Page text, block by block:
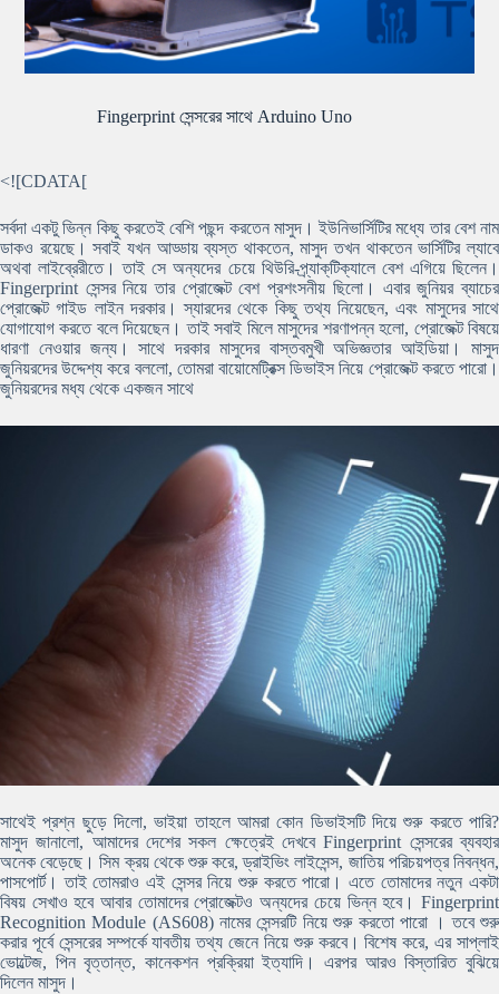
Fingerprint সেন্সরের সাথে Arduino Uno
<![CDATA[
সর্বদা একটু ভিন্ন কিছু করতেই বেশি পছন্দ করতেন মাসুদ। ইউনিভার্সিটির মধ্যে তার বেশ নাম
ডাকও রয়েছে। সবাই যখন আড্ডায় ব্যস্ত থাকতেন, মাসুদ তখন থাকতেন ভার্সিটির ল্যাবে
অথবা লাইব্রেরীতে। তাই সে অন্যদের চেয়ে থিউরি-প্র্যাক্‌টিক্যালে বেশ এগিয়ে ছিলেন।
Fingerprint সেন্সর নিয়ে তার প্রোজেক্ট বেশ প্রশংসনীয় ছিলো। এবার জুনিয়র ব্যাচের
প্রোজেক্ট গাইড লাইন দরকার। স্যারদের থেকে কিছু তথ্য নিয়েছেন, এবং মাসুদের সাথে
যোগাযোগ করতে বলে দিয়েছেন। তাই সবাই মিলে মাসুদের শরণাপন্ন হলো, প্রোজেক্ট বিষয়ে
ধারণা নেওয়ার জন্য। সাথে দরকার মাসুদের বাস্তবমুখী অভিজ্ঞতার আইডিয়া। মাসুদ
জুনিয়রদের উদ্দেশ্য করে বললো, তোমরা বায়োমেট্রিক্স ডিভাইস নিয়ে প্রোজেক্ট করতে পারো।
জুনিয়রদের মধ্য থেকে একজন সাথে
সাথেই প্রশ্ন ছুড়ে দিলো, ভাইয়া তাহলে আমরা কোন ডিভাইসটি দিয়ে শুরু করতে পারি?
মাসুদ জানালো, আমাদের দেশের সকল ক্ষেত্রেই দেখবে Fingerprint সেন্সরের ব্যবহার
অনেক বেড়েছে। সিম ক্রয় থেকে শুরু করে, ড্রাইভিং লাইসেন্স, জাতিয় পরিচয়পত্র নিবন্ধন,
পাসপোর্ট। তাই তোমরাও এই সেন্সর নিয়ে শুরু করতে পারো। এতে তোমাদের নতুন একটা
বিষয় সেখাও হবে আবার তোমাদের প্রোজেক্টও অন্যদের চেয়ে ভিন্ন হবে। Fingerprint
Recognition Module (AS608) নামের সেন্সরটি নিয়ে শুরু করতো পারো । তবে শুরু
করার পূর্বে সেন্সরের সম্পর্কে যাবতীয় তথ্য জেনে নিয়ে শুরু করবে। বিশেষ করে, এর সাপ্লাই
ভোল্টেজ, পিন বৃত্তান্ত, কানেকশন প্রক্রিয়া ইত্যাদি। এরপর আরও বিস্তারিত বুঝিয়ে
দিলেন মাসুদ।